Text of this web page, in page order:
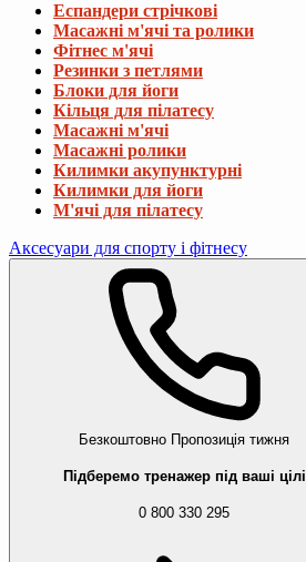
Еспандери стрічкові
Масажні м'ячі та ролики
Фітнес м'ячі
Резинки з петлями
Блоки для йоги
Кільця для пілатесу
Масажні м'ячі
Масажні ролики
Килимки акупунктурні
Килимки для йоги
М'ячі для пілатесу
Аксесуари для спорту і фітнесу
Безкоштовно Пропозиція тижня
Підберемо тренажер під ваші цілі
0 800 330 295